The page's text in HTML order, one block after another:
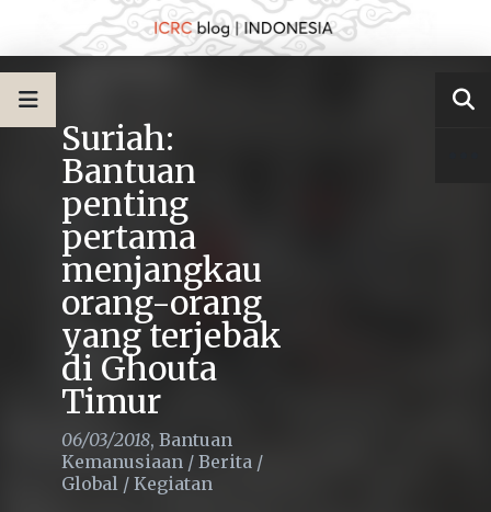
Suriah:
Bantuan
penting
pertama
menjangkau
orang-orang
yang terjebak
di Ghouta
Timur
06/03/2018, Bantuan
Kemanusiaan / Berita /
Global / Kegiatan